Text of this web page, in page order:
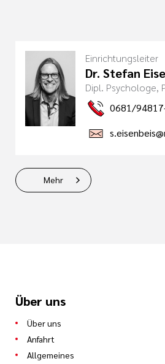
Einrichtungsleiter
Dr. Stefan
Dipl. Psychologe,
0681/
Mehr
Über uns
Über uns
Anfahrt
Allgemeines